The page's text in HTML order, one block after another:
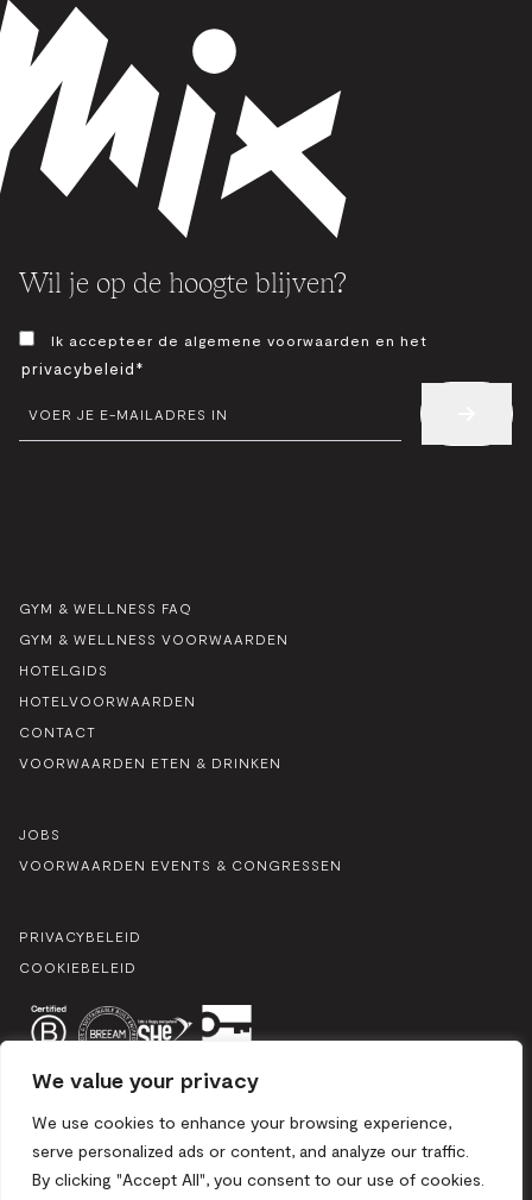
We value your privacy
We use cookies to enhance your browsing experience,
serve personalized ads or content, and analyze our traffic.
By clicking "Accept All", you consent to our use of cookies.
Wil je op de hoogte blijven?
TOESTEMMING
Ik accepteer de algemene voorwaarden en het
privacybeleid*
E-
MAIL
GYM & WELLNESS FAQ
GYM & WELLNESS VOORWAARDEN
HOTELGIDS
HOTELVOORWAARDEN
CONTACT
VOORWAARDEN ETEN & DRINKEN
JOBS
VOORWAARDEN EVENTS & CONGRESSEN
PRIVACYBELEID
COOKIEBELEID